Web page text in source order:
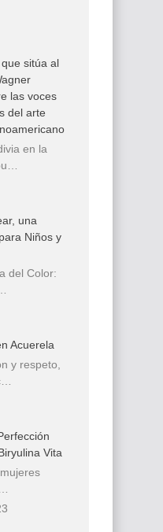
sitúa al
las voces
del arte
en la
una
Niños y
del Color:
Acuerela
y respeto,
Vita